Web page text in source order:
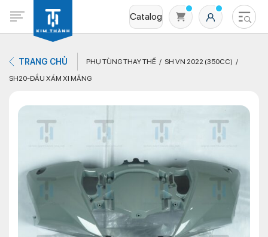
Catalog
Không có sản phẩm nào trong giỏ hàng
TRANG CHỦ PHỤ TÙNG THAY THẾ
SH VN 2022 (350CC)
SH20-ĐẦU XÁM XI MĂNG